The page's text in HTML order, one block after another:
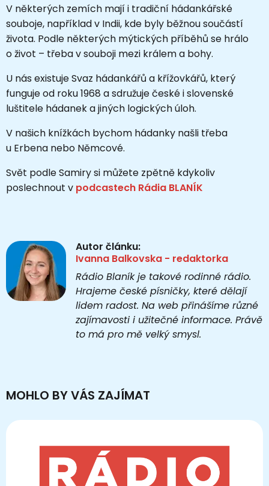
V některých zemích mají i tradiční hádankářské
souboje, například v Indii, kde byly běžnou součástí
života. Podle některých mýtických příběhů se hrálo
o život – třeba v souboji mezi králem a bohy.
U nás existuje Svaz hádankářů a křížovkářů, který
funguje od roku 1968 a sdružuje české i slovenské
luštitele hádanek a jiných logických úloh.
V našich knížkách bychom hádanky našli třeba
u Erbena nebo Němcové.
Svět podle Samiry si můžete zpětně kdykoliv
poslechnout v podcastech Rádia BLANÍK
Autor článku:
Ivanna Balkovska - redaktorka
Rádio Blaník je takové rodinné rádio.
Hrajeme české písničky, které dělají
lidem radost. Na web přinášíme různé
zajímavosti i užitečné informace. Právě
to má pro mě velký smysl.
MOHLO BY VÁS ZAJÍMAT